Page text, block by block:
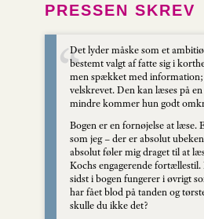
PRESSEN SKREV
Det lyder måske som et
bestemt valgt af fatte sig i
men spækket med
velskrevet. Den kan læses på
mindre kommer hun godt
Bogen er en fornøjelse at
som jeg – der er absolut
absolut føler mig draget til at
Kochs engagerende
sidst i bogen fungerer i øvrigt
har fået blod på tanden og
skulle du ikke det?